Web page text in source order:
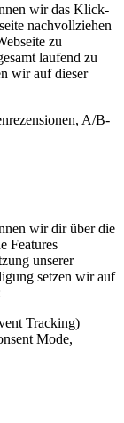
wir das Klick-
nachvollziehen
zu
laufend zu
wir auf dieser
A/B-
wir dir über die
Features
unserer
setzen wir auf
Tracking)
Mode,